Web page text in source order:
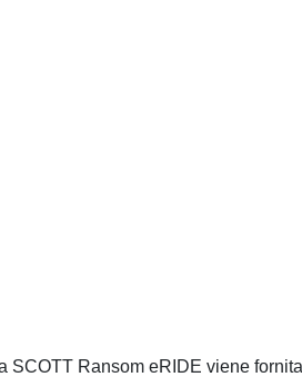
SCOTT Ransom eRIDE viene